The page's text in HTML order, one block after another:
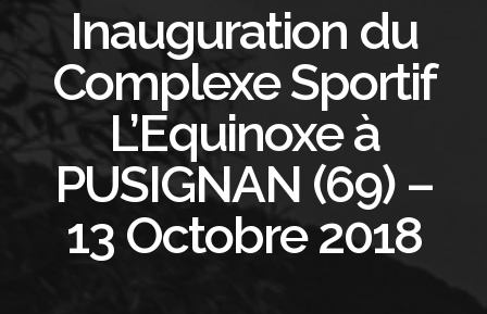
Inauguration du
Complexe Sportif
L’Equinoxe à
PUSIGNAN (69) –
13 Octobre 2018